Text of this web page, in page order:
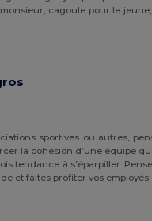
cagoule pour le
sportives ou autres,
la cohésion d’une équipe
tendance à s’éparpiller.
et faites profiter vos